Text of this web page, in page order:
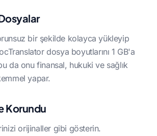
bir şekilde kolayca yükleyip
dosya boyutlarını 1 GB'a
da onu finansal, hukuki ve sağlık
yapar.
Korundu
orijinaller gibi gösterin.